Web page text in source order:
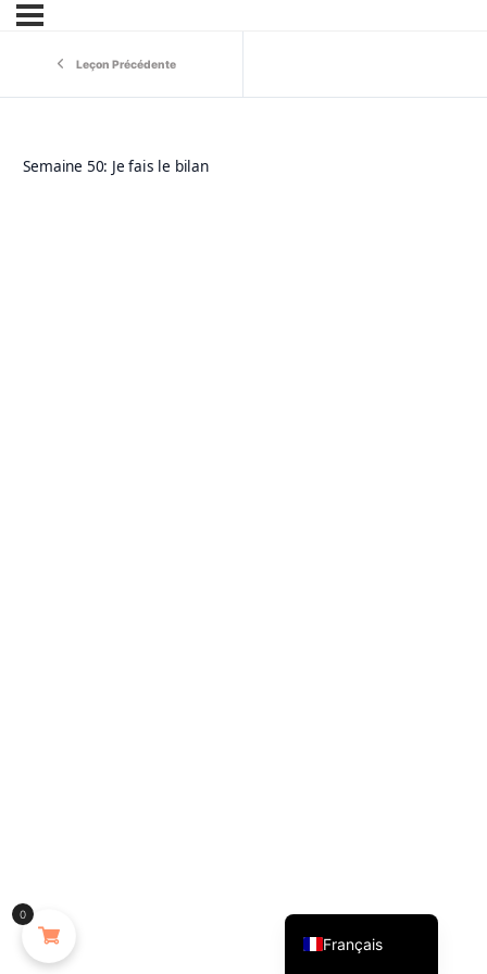
Leçon Précédente
Semaine 50: Je fais le bilan
0
Français